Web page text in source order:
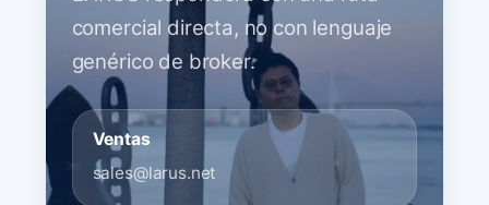
comercial directa, no con lenguaje
genérico de broker.
Ventas
sales@larus.net